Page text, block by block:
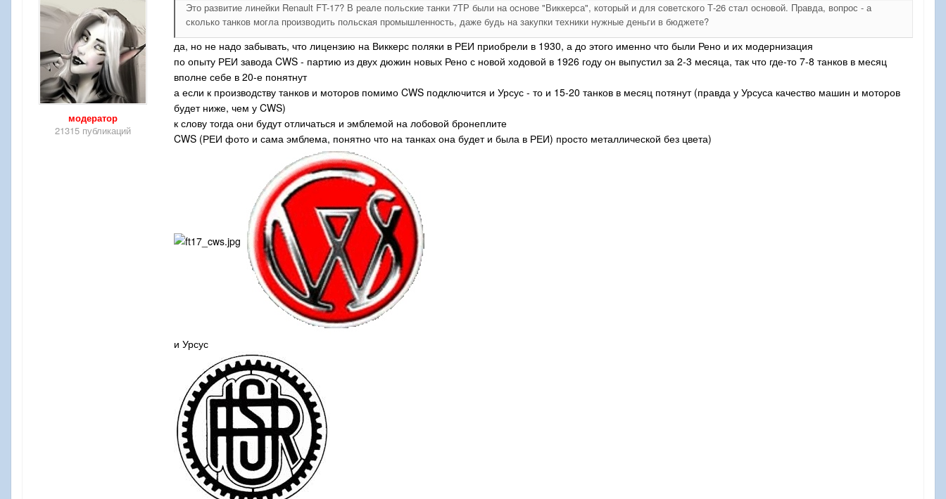
модератор
21315 публикаций
Это развитие линейки Renault FT-17? В реале польские танки 7ТР были на основе "Виккерса", который и для советского Т-26 стал основой. Правда, вопрос - а
сколько танков могла производить польская промышленность, даже будь на закупки техники нужные деньги в бюджете?
да, но не надо забывать, что лицензию на Виккерс поляки в РЕИ приобрели в 1930, а до этого именно что были Рено и их модернизация
по опыту РЕИ завода CWS - партию из двух дюжин новых Рено с новой ходовой в 1926 году он выпустил за 2-3 месяца, так что где-то 7-8 танков в месяц
вполне себе в 20-е понятнут
а если к производству танков и моторов помимо CWS подключится и Урсус - то и 15-20 танков в месяц потянут (правда у Урсуса качество машин и моторов
будет ниже, чем у CWS)
к слову тогда они будут отличаться и эмблемой на лобовой бронеплите
CWS (РЕИ фото и сама эмблема, понятно что на танках она будет и была в РЕИ) просто металлической без цвета)
и Урсус